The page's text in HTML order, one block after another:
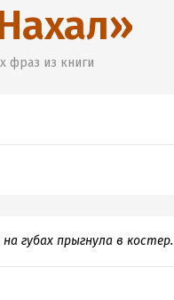
»
фраз из книги
губах прыгнула в костер.